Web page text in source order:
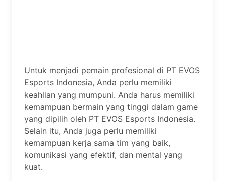
Untuk menjadi pemain profesional di PT EVOS
Esports Indonesia, Anda perlu memiliki
keahlian yang mumpuni. Anda harus memiliki
kemampuan bermain yang tinggi dalam game
yang dipilih oleh PT EVOS Esports Indonesia.
Selain itu, Anda juga perlu memiliki
kemampuan kerja sama tim yang baik,
komunikasi yang efektif, dan mental yang
kuat.